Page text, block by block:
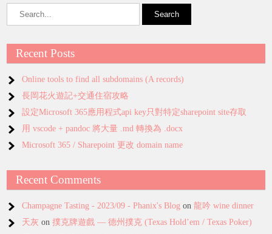
Recent Posts
Online tools to find all subdomains (A records)
長岡花火遊記+交通住宿攻略
設定Microsoft 365應用程式api key只對特定sharepoint site存取
用 vscode + pandoc 將大量 .md 轉換為 .docx
Microsoft 365 / Sharepoint 更改 domain name
Recent Comments
Champagne Tasting - 2023/09 - Phanix's Blog on龍吟 wine dinner
天灰 on撲克牌遊戲 — 德州撲克 (Texas Hold’em / Texas Poker)